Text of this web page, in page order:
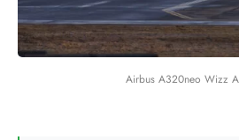
Airbus A320neo Wizz